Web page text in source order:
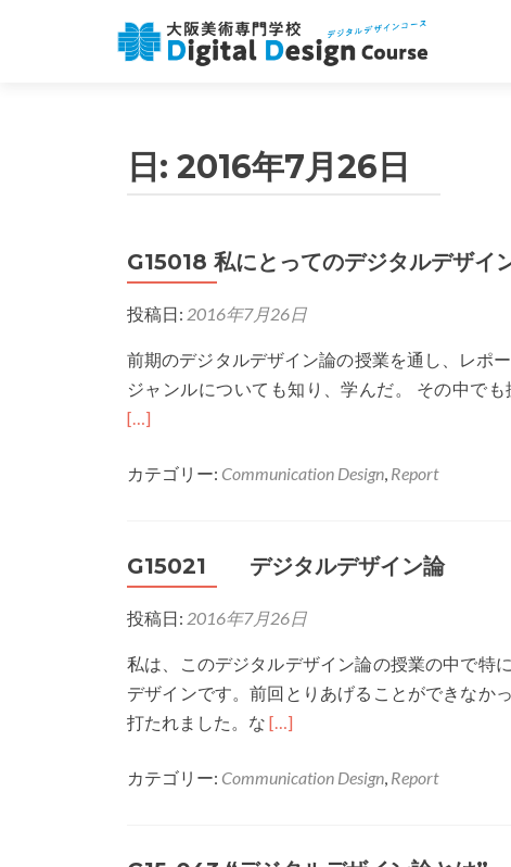
日: 2016年7月26日
G15018 私にとってのデジタルデザイ
投稿日: 2016年7月26日
前期のデジタルデザイン論の授業を通し、レポ
ジャンルについても知り、学んだ。 その中で
[…]
カテゴリー: Communication Design, Report
G15021 デジタルデザイン論
投稿日: 2016年7月26日
私は、このデジタルデザイン論の授業の中で特
デザインです。前回とりあげることができなか
打たれました。な Read
about
[…]
カテゴリー: Communication Design, Report